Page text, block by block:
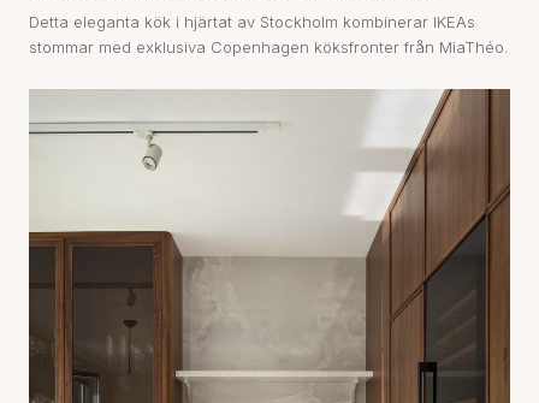
Detta eleganta kök i hjärtat av Stockholm kombinerar IKEAs
stommar med exklusiva Copenhagen köksfronter från MiaThéo.